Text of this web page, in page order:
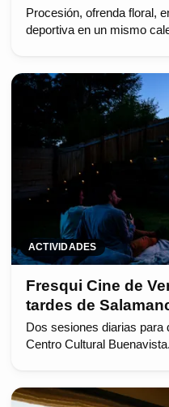
Procesión, ofrenda floral,
deportiva en un mismo
ACTIVIDADES
Fresqui Cine de
tardes de
Dos sesiones diarias para
Centro Cultural Buenavista.